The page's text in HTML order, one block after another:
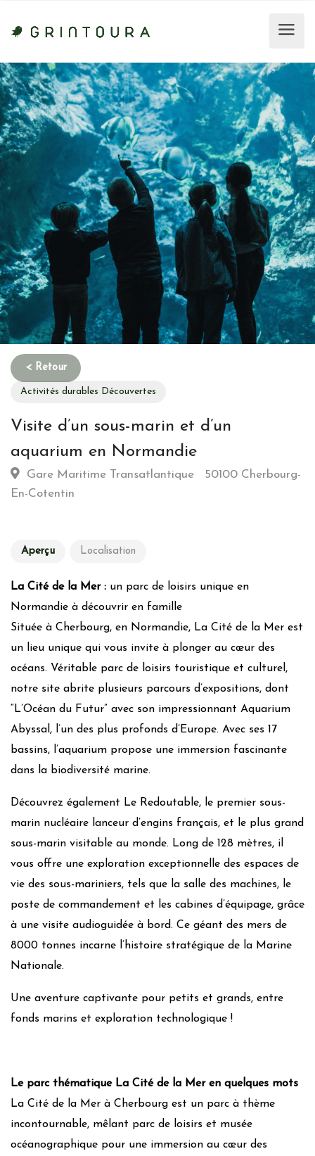
Activités durables Découvertes
Visite d’un sous-marin et d’un
aquarium en Normandie
Gare Maritime Transatlantique 50100 Cherbourg-
En-Cotentin
Aperçu Localisation
La Cité de la Mer : un parc de loisirs unique en
Normandie à découvrir en famille
Située à Cherbourg, en Normandie, La Cité de la Mer est
un lieu unique qui vous invite à plonger au cœur des
océans. Véritable parc de loisirs touristique et culturel,
notre site abrite plusieurs parcours d’expositions, dont
“L’Océan du Futur” avec son impressionnant Aquarium
Abyssal, l’un des plus profonds d’Europe. Avec ses 17
bassins, l’aquarium propose une immersion fascinante
dans la biodiversité marine.
Découvrez également Le Redoutable, le premier sous-
marin nucléaire lanceur d’engins français, et le plus grand
sous-marin visitable au monde. Long de 128 mètres, il
vous offre une exploration exceptionnelle des espaces de
vie des sous-mariniers, tels que la salle des machines, le
poste de commandement et les cabines d’équipage, grâce
à une visite audioguidée à bord. Ce géant des mers de
8000 tonnes incarne l’histoire stratégique de la Marine
Nationale.
Une aventure captivante pour petits et grands, entre
fonds marins et exploration technologique !
Le parc thématique La Cité de la Mer en quelques mots
La Cité de la Mer à Cherbourg est un parc à thème
incontournable, mêlant parc de loisirs et musée
océanographique pour une immersion au cœur des